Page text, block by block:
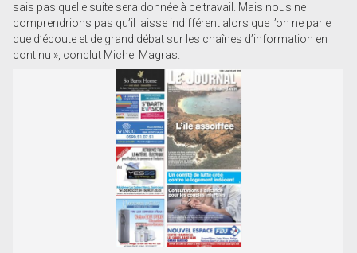
sais pas quelle suite sera donnée à ce travail. Mais nous ne
comprendrions pas qu’il laisse indifférent alors que l’on ne parle
que d’écoute et de grand débat sur les chaînes d’information en
continu », conclut Michel Magras.